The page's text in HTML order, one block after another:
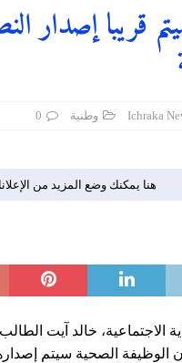
قريبا إصدار
Ichraka وطنية 0
هنا يمكنك وضع المزيد من
الاجتماعية، خالد آيت
الوظيفة الصحية سيتم